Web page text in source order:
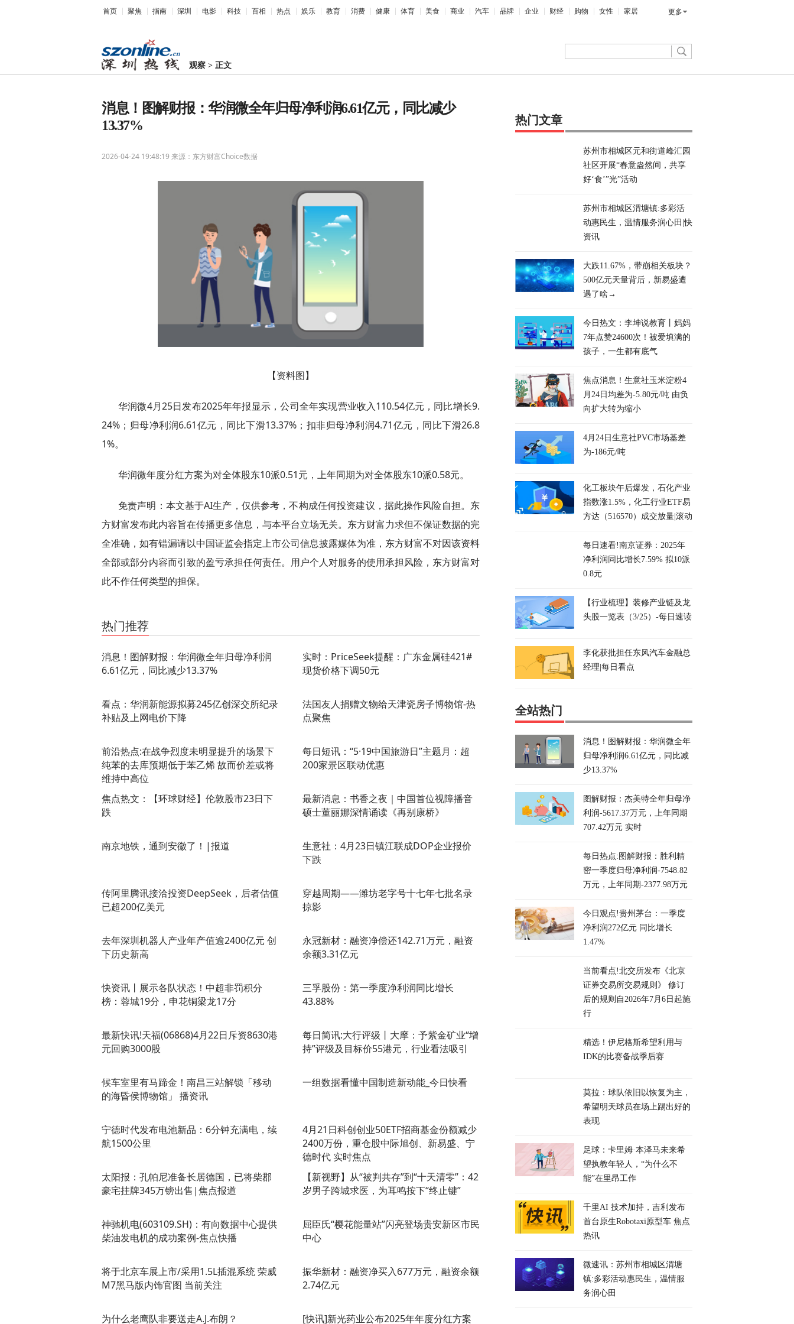
首页 聚焦 指南 深圳 电影 科技 百相 热点 娱乐 教育 消费 健康 体育 美食 商业 汽车 品牌 企业 财经 购物 女性 家居 更多
观察 >正文
消息！图解财报：华润微全年归母净利润6.61亿元，同比减少
13.37%
2026-04-24 19:48:19 来源：东方财富Choice数据
【资料图】
华润微4月25日发布2025年年报显示，公司全年实现营业收入110.54亿元，同比增长9.
24%；归母净利润6.61亿元，同比下滑13.37%；扣非归母净利润4.71亿元，同比下滑26.8
1%。
华润微年度分红方案为对全体股东10派0.51元，上年同期为对全体股东10派0.58元。
免责声明：本文基于AI生产，仅供参考，不构成任何投资建议，据此操作风险自担。东
方财富发布此内容旨在传播更多信息，与本平台立场无关。东方财富力求但不保证数据的完
全准确，如有错漏请以中国证监会指定上市公司信息披露媒体为准，东方财富不对因该资料
全部或部分内容而引致的盈亏承担任何责任。用户个人对服务的使用承担风险，东方财富对
此不作任何类型的担保。
热门推荐
消息！图解财报：华润微全年归母净利润
6.61亿元，同比减少13.37%
实时：PriceSeek提醒：广东金属硅421#
现货价格下调50元
看点：华润新能源拟募245亿创深交所纪录
补贴及上网电价下降
法国友人捐赠文物给天津瓷房子博物馆-热
点聚焦
前沿热点:在战争烈度未明显提升的场景下
纯苯的去库预期低于苯乙烯 故而价差或将
维持中高位
每日短讯：“5·19中国旅游日”主题月：超
200家景区联动优惠
焦点热文：【环球财经】伦敦股市23日下
跌
最新消息：书香之夜｜中国首位视障播音
硕士董丽娜深情诵读《再别康桥》
南京地铁，通到安徽了！|报道
生意社：4月23日镇江联成DOP企业报价
下跌
传阿里腾讯接洽投资DeepSeek，后者估值
已超200亿美元
穿越周期——潍坊老字号十七年七批名录
掠影
去年深圳机器人产业年产值逾2400亿元 创
下历史新高
永冠新材：融资净偿还142.71万元，融资
余额3.31亿元
快资讯丨展示各队状态！中超非罚积分
榜：蓉城19分，申花铜梁龙17分
三孚股份：第一季度净利润同比增长
43.88%
最新快讯!天福(06868)4月22日斥资8630港
元回购3000股
每日简讯:大行评级丨大摩：予紫金矿业“增
持”评级及目标价55港元，行业看法吸引
候车室里有马蹄金！南昌三站解锁「移动
的海昏侯博物馆」 播资讯
一组数据看懂中国制造新动能_今日快看
宁德时代发布电池新品：6分钟充满电，续
航1500公里
4月21日科创创业50ETF招商基金份额减少
2400万份，重仓股中际旭创、新易盛、宁
德时代 实时焦点
太阳报：孔帕尼准备长居德国，已将柴郡
豪宅挂牌345万镑出售|焦点报道
【新视野】从“被判共存”到“十天清零”：42
岁男子跨城求医，为耳鸣按下“终止键”
神驰机电(603109.SH)：有向数据中心提供
柴油发电机的成功案例-焦点快播
屈臣氏“樱花能量站”闪亮登场贵安新区市民
中心
将于北京车展上市/采用1.5L插混系统 荣威
M7黑马版内饰官图 当前关注
振华新材：融资净买入677万元，融资余额
2.74亿元
为什么老鹰队非要送走A.J.布朗？ [快讯]新光药业公布2025年年度分红方案
热门文章
苏州市相城区元和街道峰汇园
社区开展“春意盎然间，共享
好‘食’”光”活动
苏州市相城区渭塘镇:多彩活
动惠民生，温情服务润心田|快
资讯
大跌11.67%，带崩相关板块？
500亿元天量背后，新易盛遭
遇了啥→
今日热文：李坤说教育丨妈妈
7年点赞24600次！被爱填满的
孩子，一生都有底气
焦点消息！生意社玉米淀粉4
月24日均差为-5.80元/吨 由负
向扩大转为缩小
4月24日生意社PVC市场基差
为-186元/吨
化工板块午后爆发，石化产业
指数涨1.5%，化工行业ETF易
方达（516570）成交放量|滚动
每日速看!南京证券：2025年
净利润同比增长7.59% 拟10派
0.8元
【行业梳理】装修产业链及龙
头股一览表（3/25）-每日速读
李化获批担任东风汽车金融总
经理|每日看点
全站热门
消息！图解财报：华润微全年
归母净利润6.61亿元，同比减
少13.37%
图解财报：杰美特全年归母净
利润-5617.37万元，上年同期
707.42万元 实时
每日热点:图解财报：胜利精
密一季度归母净利润-7548.82
万元，上年同期-2377.98万元
今日观点!贵州茅台：一季度
净利润272亿元 同比增长
1.47%
当前看点!北交所发布《北京
证券交易所交易规则》 修订
后的规则自2026年7月6日起施
行
精选！伊尼格斯希望利用与
IDK的比赛备战季后赛
莫拉：球队依旧以恢复为主，
希望明天球员在场上踢出好的
表现
足球：卡里姆·本泽马未来希
望执教年轻人，“为什么不
能”在里昂工作
千里AI 技术加持，吉利发布
首台原生Robotaxi原型车 焦点
热讯
微速讯：苏州市相城区渭塘
镇:多彩活动惠民生，温情服
务润心田